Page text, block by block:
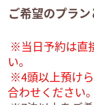
ご希望のプラ
※当日予約は直
い。
※4頭以上預け
合わせください。